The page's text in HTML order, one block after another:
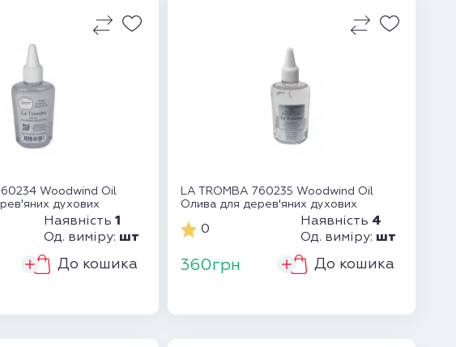
Woodwind Oil
духових
Наявність 1
Од. виміру: шт
До кошика
LA TROMBA 760235 Woodwind Oil
Олива для дерев'яних духових
0
Наявність 4
Од. виміру: шт
360грн До кошика